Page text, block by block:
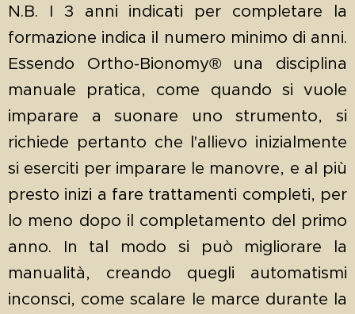
N.B. I 3 anni indicati per completare la
formazione indica il numero minimo di anni.
Essendo Ortho-Bionomy® una disciplina
manuale pratica, come quando si vuole
imparare a suonare uno strumento, si
richiede pertanto che l'allievo inizialmente
si eserciti per imparare le manovre, e al più
presto inizi a fare trattamenti completi, per
lo meno dopo il completamento del primo
anno. In tal modo si può migliorare la
manualità, creando quegli automatismi
inconsci, come scalare le marce durante la